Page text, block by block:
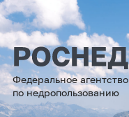
Федеральное агентство
по недропользованию